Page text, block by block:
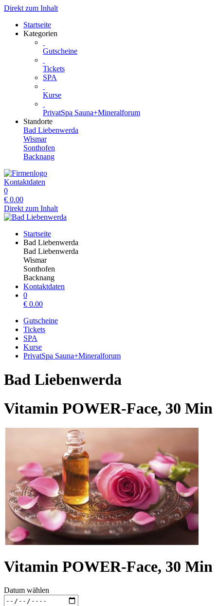
Direkt zum Inhalt
Startseite
Kategorien
Gutscheine
Tickets
SPA
Kurse
PrivatSpa Sauna+Mineralforum
Standorte
Bad Liebenwerda
Wismar
Sonthofen
Backnang
Kontaktdaten
0
€ 0.00
Direkt zum Inhalt
Startseite
Bad Liebenwerda
Bad Liebenwerda
Wismar
Sonthofen
Backnang
Kontaktdaten
0
€ 0.00
Gutscheine
Tickets
SPA
Kurse
PrivatSpa Sauna+Mineralforum
Bad Liebenwerda
Vitamin POWER-Face, 30 Min
Vitamin POWER-Face, 30 Min
Datum wählen